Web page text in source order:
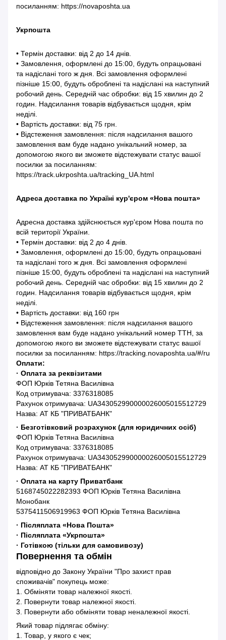
посиланням: https://novaposhta.ua
Укрпошта
• Термін доставки: від 2 до 14 днів.
• Замовлення, оформлені до 15:00, будуть опрацьовані
та надіслані того ж дня. Всі замовлення оформлені
пізніше 15:00, будуть оброблені та надіслані на наступний
робочий день. Середній час обробки: від 15 хвилин до 2
годин. Надсилання товарів відбувається щодня, крім
неділі.
• Вартість доставки: від 75 грн.
• Відстеження замовлення: після надсилання вашого
замовлення вам буде надано унікальний номер, за
допомогою якого ви зможете відстежувати статус вашої
посилки за посиланням:
https://track.ukrposhta.ua/tracking_UA.html
Адреса доставка по Україні кур'єром «Нова пошта»
Адресна доставка здійснюється кур'єром Нова пошта по
всій території України.
• Термін доставки: від 2 до 4 днів.
• Замовлення, оформлені до 15:00, будуть опрацьовані
та надіслані того ж дня. Всі замовлення оформлені
пізніше 15:00, будуть оброблені та надіслані на наступний
робочий день. Середній час обробки: від 15 хвилин до 2
годин. Надсилання товарів відбувається щодня, крім
неділі.
• Вартість доставки: від 160 грн
• Відстеження замовлення: після надсилання вашого
замовлення вам буде надано унікальний номер ТТН, за
допомогою якого ви зможете відстежувати статус вашої
посилки за посиланням: https://tracking.novaposhta.ua/#/ru
Оплати:
· Оплата за реквізитами
ФОП Юрків Тетяна Василівна
Код отримувача: 3376318085
Рахунок отримувача: UA343052990000026005015512729
Назва: АТ КБ "ПРИВАТБАНК"
· Безготівковий розрахунок (для юридичних осіб)
ФОП Юрків Тетяна Василівна
Код отримувача: 3376318085
Рахунок отримувача: UA343052990000026005015512729
Назва: АТ КБ "ПРИВАТБАНК"
· Оплата на карту Приватбанк
5168745022282393 ФОП Юрків Тетяна Василівна
Монобанк
5375411506919963 ФОП Юрків Тетяна Василівна
· Післяплата «Нова Пошта»
· Післяплата «Укрпошта»
· Готівкою (тільки для самовивозу)
Повернення та обмін
відповідно до Закону України "Про захист прав
споживачів" покупець може:
1. Обміняти товар належної якості.
2. Повернути товар належної якості.
3. Повернути або обміняти товар неналежної якості.
Який товар підлягає обміну:
1. Товар, у якого є чек;